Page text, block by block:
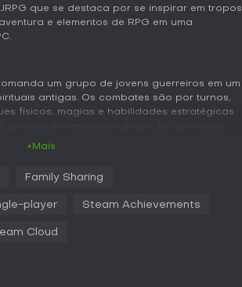
que se destaca por se inspirar em tropos
e elementos de RPG em uma
um grupo de jovens guerreiros em um
antigas. Os combates são por turnos,
físicos, magias e habilidades estratégicas
e criaturas seladas. A gestão de
capacidades ao longo da campanha de
+Mais
Family Sharing
player Steam Achievements
Cloud